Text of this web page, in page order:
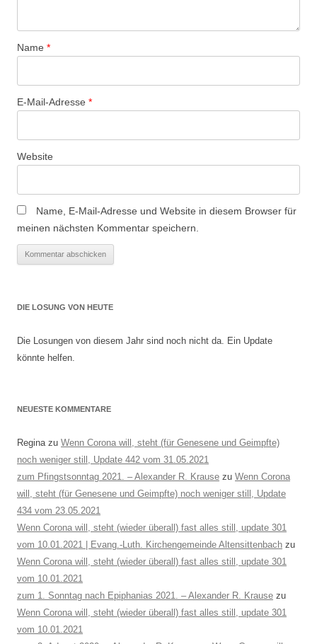
Name *
E-Mail-Adresse *
Website
Name, E-Mail-Adresse und Website in diesem Browser für
meinen nächsten Kommentar speichern.
DIE LOSUNG VON HEUTE
Die Losungen von diesem Jahr sind noch nicht da. Ein Update
könnte helfen.
NEUESTE KOMMENTARE
Reginazu Wenn Corona will, steht (für Genesene und Geimpfte)
noch weniger still, Update 442 vom 31.05.2021
zum Pfingstsonntag 2021. – Alexander R. Krause zu Wenn Corona
will, steht (für Genesene und Geimpfte) noch weniger still, Update
434 vom 23.05.2021
Wenn Corona will, steht (wieder überall) fast alles still, update 301
vom 10.01.2021 | Evang.-Luth. Kirchengemeinde Altensittenbach zu
Wenn Corona will, steht (wieder überall) fast alles still, update 301
vom 10.01.2021
zum 1. Sonntag nach Epiphanias 2021. – Alexander R. Krause zu
Wenn Corona will, steht (wieder überall) fast alles still, update 301
vom 10.01.2021